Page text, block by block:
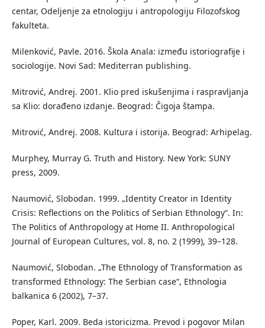
centar, Odeljenje za etnologiju i antropologiju Filozofskog
fakulteta.
Milenković, Pavle. 2016. Škola Anala: između istoriografije i
sociologije. Novi Sad: Mediterran publishing.
Mitrović, Andrej. 2001. Klio pred iskušenjima i raspravljanja
sa Klio: dorađeno izdanje. Beograd: Čigoja štampa.
Mitrović, Andrej. 2008. Kultura i istorija. Beograd: Arhipelag.
Murphey, Murray G. Truth and History. New York: SUNY
press, 2009.
Naumović, Slobodan. 1999. „Identity Creator in Identity
Crisis: Reflections on the Politics of Serbian Ethnology“. In:
The Politics of Anthropology at Home II. Anthropological
Journal of European Cultures, vol. 8, no. 2 (1999), 39–128.
Naumović, Slobodan. „The Ethnology of Transformation as
transformed Ethnology: The Serbian case“, Ethnologia
balkanica 6 (2002), 7–37.
Poper, Karl. 2009. Beda istoricizma. Prevod i pogovor Milan